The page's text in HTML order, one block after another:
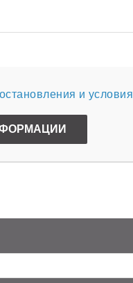
и условия